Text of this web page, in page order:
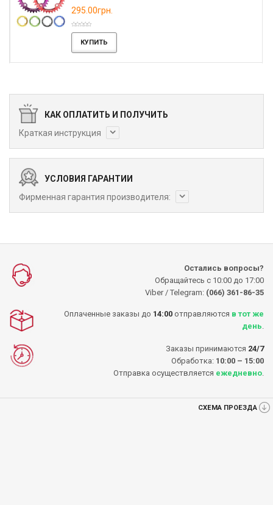
295.00грн.
КУПИТЬ
КАК ОПЛАТИТЬ И ПОЛУЧИТЬ
Краткая инструкция
УСЛОВИЯ ГАРАНТИИ
Фирменная гарантия производителя:
Остались вопросы?
Обращайтесь с 10:00 до 17:00
Viber / Telegram: (066) 361-86-35
Оплаченные заказы до 14:00 отправляются в тот же
день
Заказы принимаются 24/7
Обработка: 10:00 – 15:00
Отправка осуществляется ежедневно
СХЕМА ПРОЕЗДА